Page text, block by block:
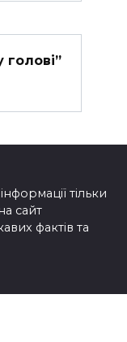
голові”
тільки
сайт
фактів та